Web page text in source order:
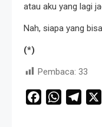
atau aku yang lagi
Nah, siapa yang
(*)
Pembaca: 33
FacebookWhatsApp